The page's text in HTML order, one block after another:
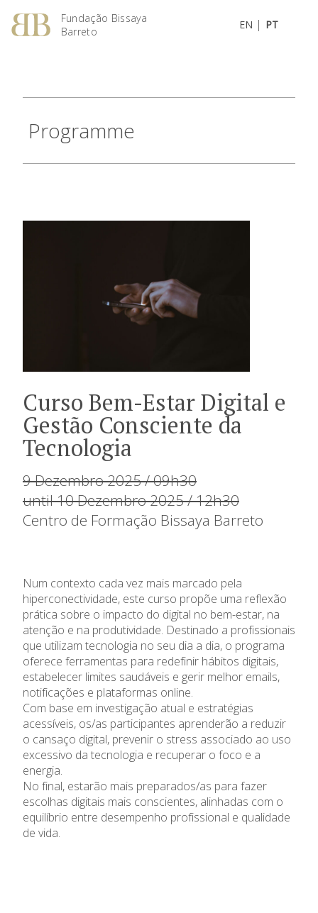
Fundação Bissaya
Barreto
EN | PT
Programme
Curso Bem-Estar Digital e
Gestão Consciente da
Tecnologia
9 Dezembro 2025 / 09h30
until 10 Dezembro 2025 / 12h30
Centro de Formação Bissaya Barreto
Num contexto cada vez mais marcado pela
hiperconectividade, este curso propõe uma reflexão
prática sobre o impacto do digital no bem-estar, na
atenção e na produtividade. Destinado a profissionais
que utilizam tecnologia no seu dia a dia, o programa
oferece ferramentas para redefinir hábitos digitais,
estabelecer limites saudáveis e gerir melhor emails,
notificações e plataformas online.
Com base em investigação atual e estratégias
acessíveis, os/as participantes aprenderão a reduzir
o cansaço digital, prevenir o stress associado ao uso
excessivo da tecnologia e recuperar o foco e a
energia.
No final, estarão mais preparados/as para fazer
escolhas digitais mais conscientes, alinhadas com o
equilíbrio entre desempenho profissional e qualidade
de vida.